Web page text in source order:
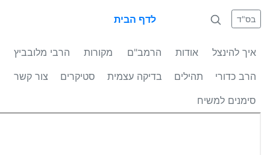
לדף הבית בס"ד
איך להינצל אודות הרמב"ם מקורות
הרבי מלובביץ
הרב כדורי
תהילים בדיקה עצמית סטיקרים
צור קשר
סימנים למשיח